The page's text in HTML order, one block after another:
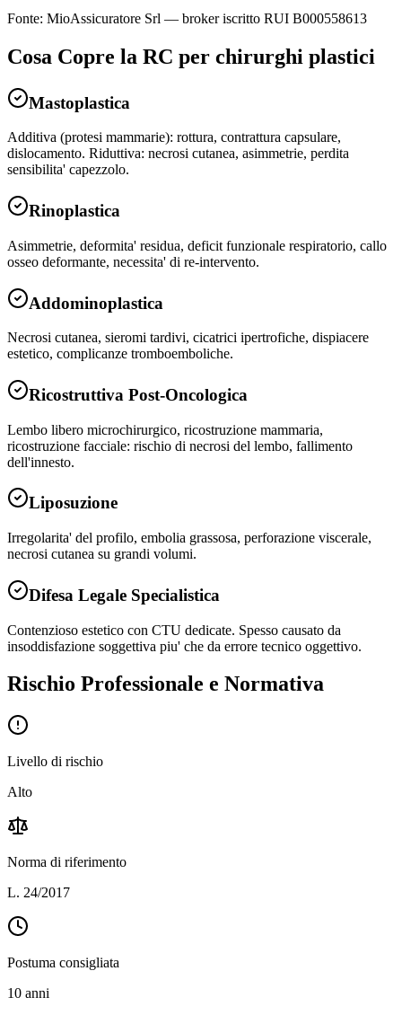
Fonte: MioAssicuratore Srl — broker iscritto RUI B000558613
Cosa Copre la RC per chirurghi plastici
Mastoplastica
Additiva (protesi mammarie): rottura, contrattura capsulare,
dislocamento. Riduttiva: necrosi cutanea, asimmetrie, perdita
sensibilita' capezzolo.
Rinoplastica
Asimmetrie, deformita' residua, deficit funzionale respiratorio, callo
osseo deformante, necessita' di re-intervento.
Addominoplastica
Necrosi cutanea, sieromi tardivi, cicatrici ipertrofiche, dispiacere
estetico, complicanze tromboemboliche.
Ricostruttiva Post-Oncologica
Lembo libero microchirurgico, ricostruzione mammaria,
ricostruzione facciale: rischio di necrosi del lembo, fallimento
dell'innesto.
Liposuzione
Irregolarita' del profilo, embolia grassosa, perforazione viscerale,
necrosi cutanea su grandi volumi.
Difesa Legale Specialistica
Contenzioso estetico con CTU dedicate. Spesso causato da
insoddisfazione soggettiva piu' che da errore tecnico oggettivo.
Rischio Professionale e Normativa
Livello di rischio
Alto
Norma di riferimento
L. 24/2017
Postuma consigliata
10 anni